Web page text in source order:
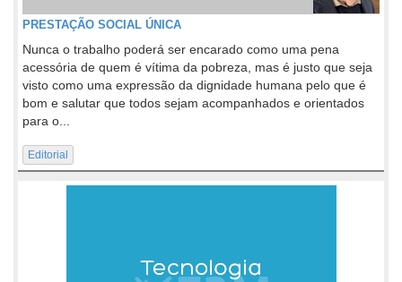
PRESTAÇÃO SOCIAL ÚNICA
Nunca o trabalho poderá ser encarado como uma pena
acessória de quem é vítima da pobreza, mas é justo que seja
visto como uma expressão da dignidade humana pelo que é
bom e salutar que todos sejam acompanhados e orientados
para o...
Editorial